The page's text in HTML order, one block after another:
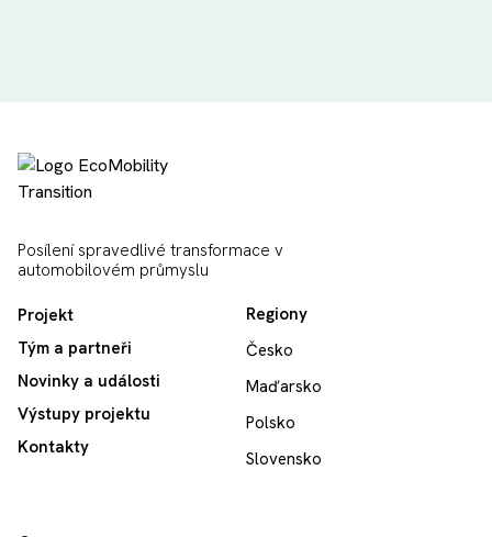
Posílení spravedlivé transformace v
automobilovém průmyslu
Projekt
Tým a partneři
Novinky a události
Výstupy projektu
Kontakty
Regiony
Česko
Maďarsko
Polsko
Slovensko